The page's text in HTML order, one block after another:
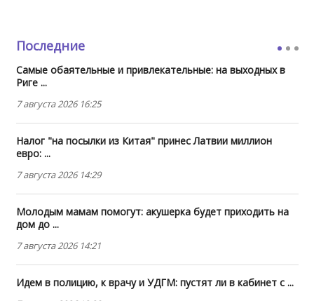
Последние
Самые обаятельные и привлекательные: на выходных в
Риге ...
7 августа 2026 16:25
Налог "на посылки из Китая" принес Латвии миллион
евро: ...
7 августа 2026 14:29
Молодым мамам помогут: акушерка будет приходить на
дом до ...
7 августа 2026 14:21
Идем в полицию, к врачу и УДГМ: пустят ли в кабинет с ...